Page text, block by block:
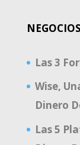
Las 3
Wise,
Dinero
Las 5